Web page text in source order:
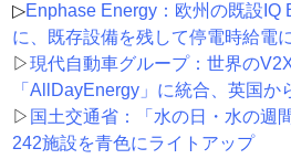
▷Enphase Energy：欧州の既設IQ
に、既存設備を残して停電時給電
▷現代自動車グループ：世界の
「AllDayEnergy」に統合、英国か
▷ 国土交通省：「水の日・水の週
242施設を青色にライトアップ